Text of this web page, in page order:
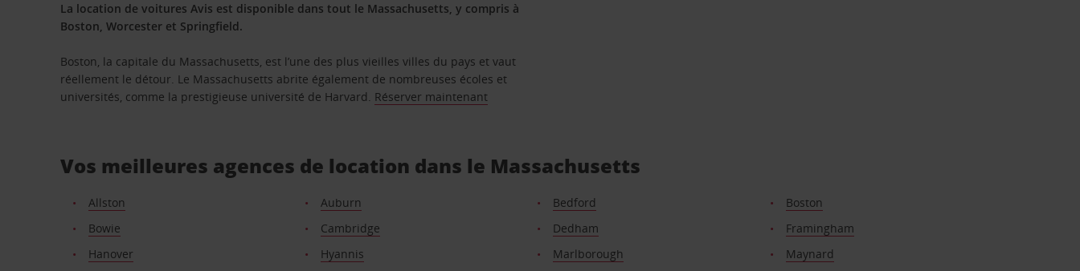
La location de voitures Avis est disponible dans tout le Massachusetts, y compris à
Boston, Worcester et Springfield.
Boston, la capitale du Massachusetts, est l’une des plus vieilles villes du pays et vaut
réellement le détour. Le Massachusetts abrite également de nombreuses écoles et
universités, comme la prestigieuse université de Harvard. Réserver maintenant
Vos meilleures agences de location dans le Massachusetts
Allston Auburn Bedford
Boston
Bowie
Cambridge Dedham
Framingham
Hanover
Hyannis Marlborough
Maynard